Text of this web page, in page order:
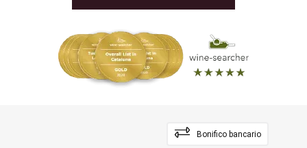
Bonifico bancario